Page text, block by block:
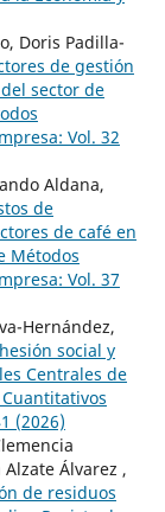
Doris Padilla-
de gestión
sector de
Vol. 32
Aldana,
de
de café en
Métodos
Vol. 37
Hernández,
social y
Centrales de
(2026)
Álvarez ,
de residuos